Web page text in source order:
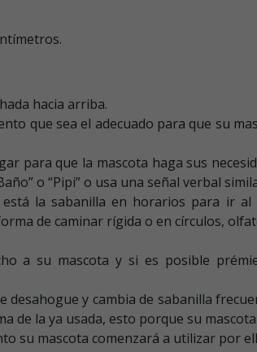
hacia arriba.
que sea el adecuado para que su
para que la mascota haga sus
o “Pipi” o usa una señal verbal
la sabanilla en horarios para ir
de caminar rígida o en círculos,
a su mascota y si es posible
desahogue y cambia de sabanilla
de la ya usada, esto porque su
su mascota comenzará a utilizar por